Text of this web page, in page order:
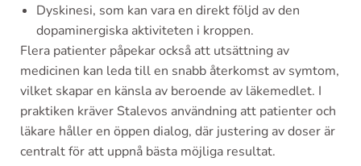
Dyskinesi, som kan vara en direkt följd av den
dopaminergiska aktiviteten i kroppen.
Flera patienter påpekar också att utsättning av
medicinen kan leda till en snabb återkomst av symtom,
vilket skapar en känsla av beroende av läkemedlet. I
praktiken kräver Stalevos användning att patienter och
läkare håller en öppen dialog, där justering av doser är
centralt för att uppnå bästa möjliga resultat.